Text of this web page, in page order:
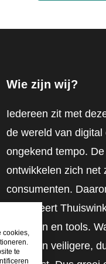
Wie zijn wij?
Iedereen zit met
de wereld van
ongekend tempo.
ontwikkelen zich net
consumenten.
mobiliseert
inzichten en tools.
naar een veiligere,
cookies,
te